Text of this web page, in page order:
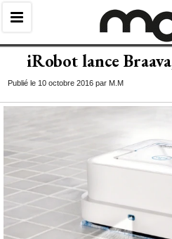
iRobot lance
Publié le 10 octobre 2016 par M.M